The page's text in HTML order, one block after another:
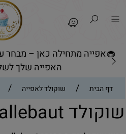
🧁אפייה מתחילה כאן – מבחר
האפייה שלך
דף הבית / שוקולד לאפייה /
שוקולד Callebaut